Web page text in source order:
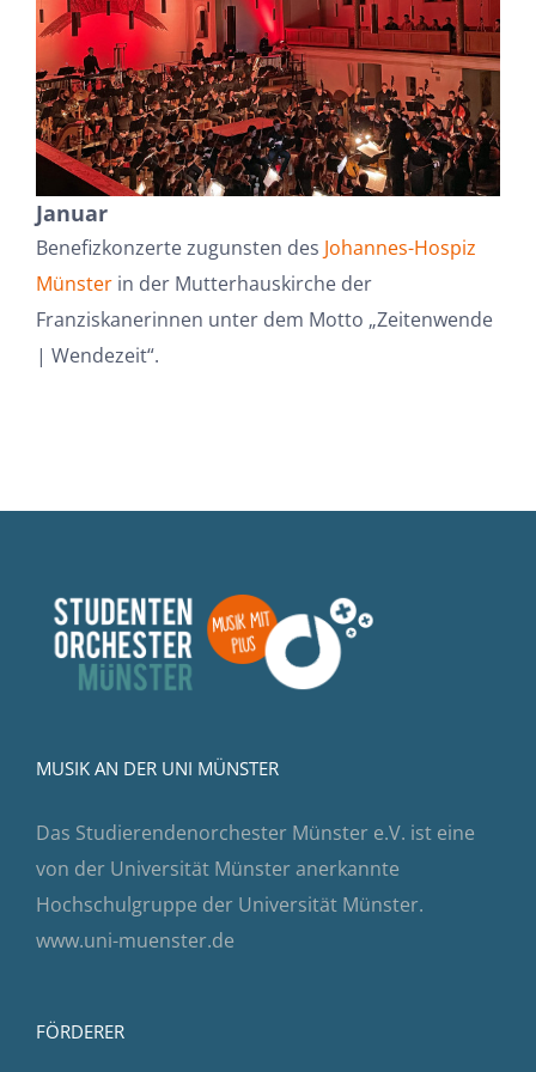
Januar
Benefizkonzerte zugunsten des Johannes-Hospiz
Münster in der Mutterhauskirche der
Franziskanerinnen unter dem Motto „Zeitenwende
| Wendezeit“.
MUSIK AN DER UNI MÜNSTER
Das Studierendenorchester Münster e.V. ist eine
von der Universität Münster anerkannte
Hochschulgruppe der Universität Münster.
www.uni-muenster.de
FÖRDERER